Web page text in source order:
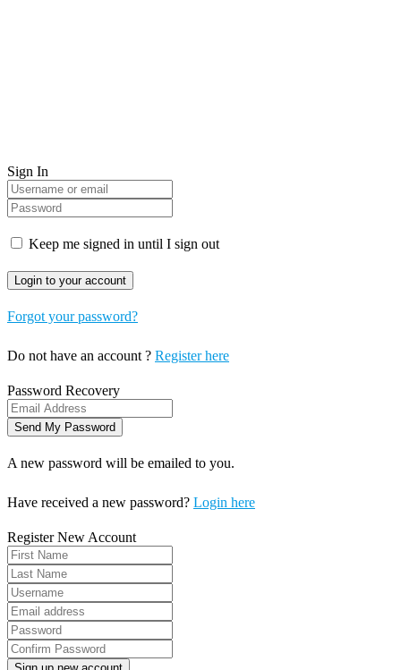
Sign In
Keep me signed in until I sign out
Forgot your password?
Do not have an account ? Register here
Password Recovery
A new password will be emailed to you.
Have received a new password? Login here
Register New Account